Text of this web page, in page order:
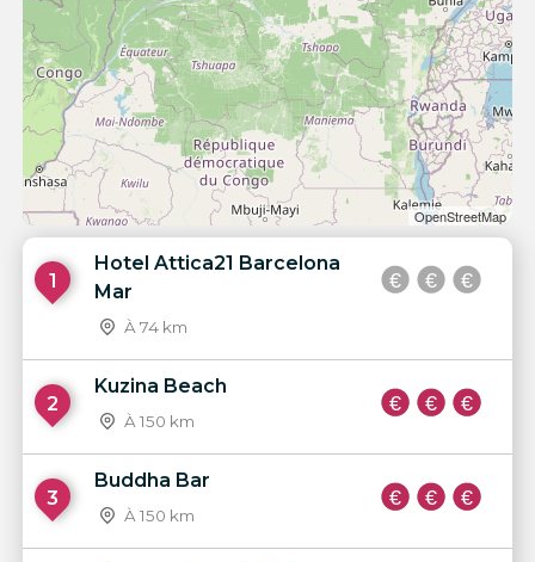
OpenStreetMap
1
Hotel Attica21 Barcelona
Mar
À 74 km
2
Kuzina Beach
À 150 km
3
Buddha Bar
À 150 km